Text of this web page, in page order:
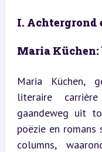
I. Achtergrond
Maria
Maria Küchen,
literaire
gaandeweg uit
poëzie en
columns,